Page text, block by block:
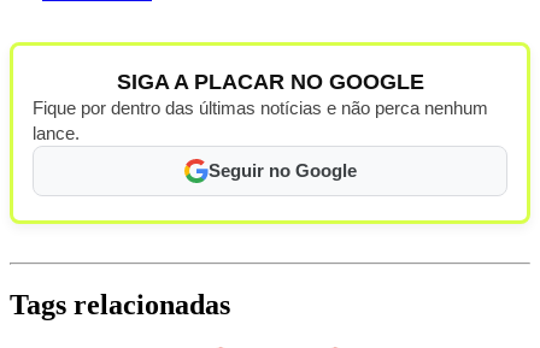
SIGA A PLACAR NO GOOGLE
Fique por dentro das últimas notícias e não perca nenhum
lance.
Seguir no Google
Tags relacionadas